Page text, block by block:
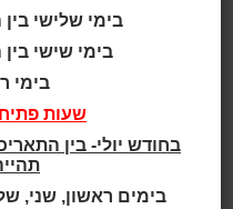
גילאי 2 - 4
בימי שלישי בין השעות
בימי שישי בין
בימי
שעות
בימים ראשון, שני, שלישי